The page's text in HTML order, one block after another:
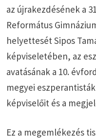
az újrakezdésének a
Református
helyettesét Sipos
képviseletében, az
avatásának a 10.
megyei
képviselőit és a
Ez a megemlékezés